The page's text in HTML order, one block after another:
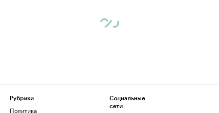
Рубрики
Политика
Социальные
сети